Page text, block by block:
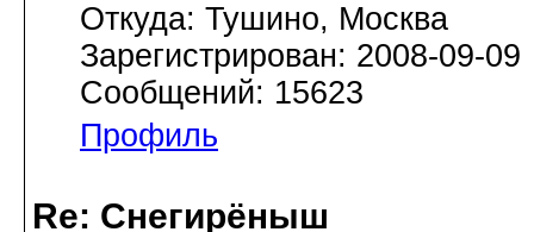
Откуда: Тушино, Москва
Зарегистрирован: 2008-09-09
Сообщений: 15623
Профиль
Re: Снегирёныш